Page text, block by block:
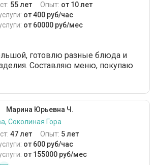
55 лет Опыт: от 10 лет
от 400 руб/час
от 60000 руб/мес
готовлю разные блюда и
Составляю меню, покупаю
Марина Юрьевна Ч.
Соколиная Гора
47 лет Опыт: 5 лет
от 600 руб/час
от 155000 руб/мес